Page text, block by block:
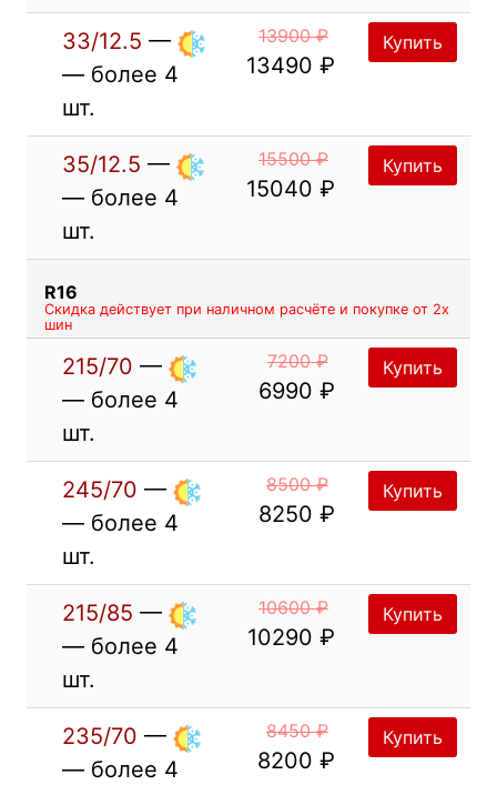
33/12.5 —
— более 4
шт.
13900 ₽
13490 ₽
Купить
35/12.5 —
— более 4
шт.
15500 ₽
15040 ₽
Купить
R16
Скидка действует при наличном расчёте и покупке от 2х
шин
215/70 —
— более 4
шт.
7200 ₽
6990 ₽
Купить
245/70 —
— более 4
шт.
8500 ₽
8250 ₽
Купить
215/85 —
— более 4
шт.
10600 ₽
10290 ₽
Купить
235/70 —
— более 4
8450 ₽
8200 ₽
Купить